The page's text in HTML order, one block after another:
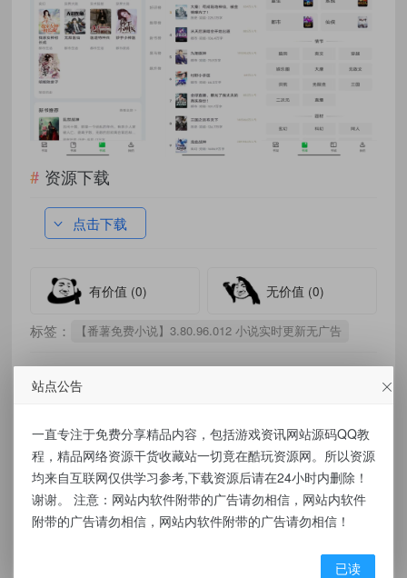
资源下载
点击下载
有价值 (0) 无价值 (0)
标签： 【番薯免费小说】3.80.96.012 小说实时更新无广告
免责声明：
本站提供的资源，都来自网络，版权争议与本
站无关，所有内容及软件的文章仅限用于学习
和研究目的。不得将上述内容用于商业或者非
站点公告
一直专注于免费分享精品内容，包括游戏资讯网站源码QQ教
程，精品网络资源干货收藏站一切竟在酷玩资源网。所以资源
均来自互联网仅供学习参考,下载资源后请在24小时内删除！
谢谢。 注意：网站内软件附带的广告请勿相信，网站内软件
附带的广告请勿相信，网站内软件附带的广告请勿相信！
已读